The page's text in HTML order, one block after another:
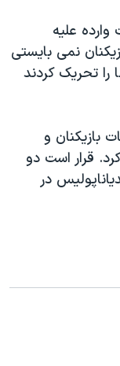
وارده عليه
نمی بايستی
را تحريک کردند
بازيکنان و
قرار است دو
در